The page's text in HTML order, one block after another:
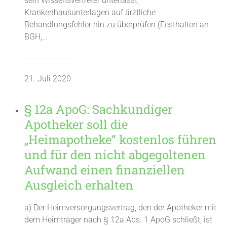
Krankenhausunterlagen auf ärztliche
Behandlungsfehler hin zu überprüfen (Festhalten an
BGH,…
21. Juli 2020
§ 12a ApoG: Sachkundiger
Apotheker soll die
„Heimapotheke“ kostenlos führen
und für den nicht abgegoltenen
Aufwand einen finanziellen
Ausgleich erhalten
a) Der Heimversorgungsvertrag, den der Apotheker mit
dem Heimträger nach § 12a Abs. 1 ApoG schließt, ist